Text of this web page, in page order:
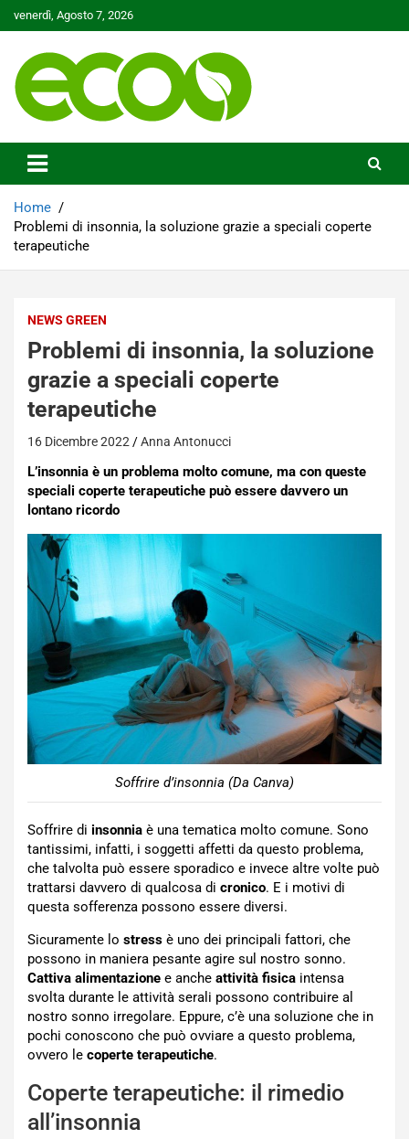
to
venerdì, Agosto 7, 2026
Ecoo.it
Home
Problemi di insonnia, la soluzione grazie a speciali coperte
terapeutiche
NEWS GREEN
Problemi di insonnia, la soluzione
grazie a speciali coperte
terapeutiche
16 Dicembre 2022 Anna Antonucci
L’insonnia è un problema molto comune, ma con queste
speciali coperte terapeutiche può essere davvero un
lontano ricordo
Soffrire d’insonnia (Da Canva)
Soffrire di insonnia è una tematica molto comune. Sono
tantissimi, infatti, i soggetti affetti da questo problema,
che talvolta può essere sporadico e invece altre volte può
trattarsi davvero di qualcosa di cronico. E i motivi di
questa sofferenza possono essere diversi.
Sicuramente lo stress è uno dei principali fattori, che
possono in maniera pesante agire sul nostro sonno.
Cattiva alimentazione e anche attività fisica intensa
svolta durante le attività serali possono contribuire al
nostro sonno irregolare. Eppure, c’è una soluzione che in
pochi conoscono che può ovviare a questo problema,
ovvero le coperte terapeutiche.
Coperte terapeutiche: il rimedio
all’insonnia